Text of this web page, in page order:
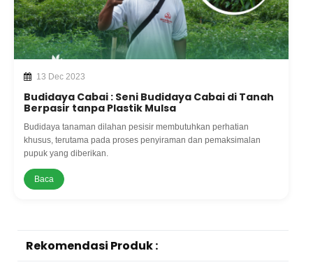
13 Dec 2023
Budidaya Cabai : Seni Budidaya Cabai di Tanah
Berpasir tanpa Plastik Mulsa
Budidaya tanaman dilahan pesisir membutuhkan perhatian
khusus, terutama pada proses penyiraman dan pemaksimalan
pupuk yang diberikan.
Baca
Rekomendasi Produk :